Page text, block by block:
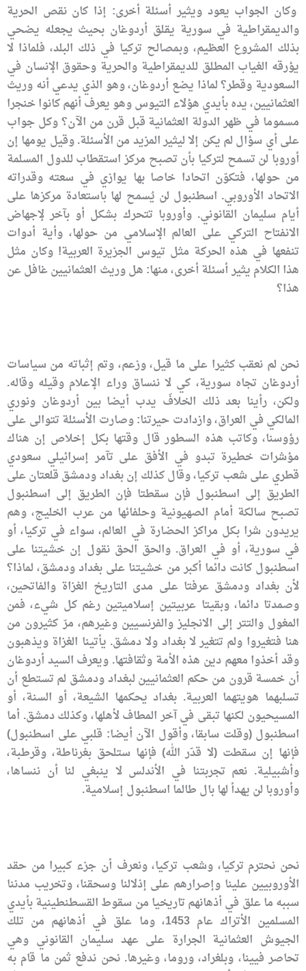
وكان الجواب يعود ويثير أسئلة أخرى: إذا كان نقص الحرية
والديمقراطية في سورية يقلق أردوغان بحيث يجعله يضحي
بذلك المشروع العظيم، وبمصالح تركيا في ذلك البلد، فلماذا لا
يؤرقه الغياب المطلق للديمقراطية والحرية وحقوق الإنسان في
السعودية وقطر؟ لماذا يضع أردوغان، وهو الذي يدعي أنه وريث
العثمانيين، يده بأيدي هؤلاء التيوس وهو يعرف أنهم كانوا خنجرا
مسموما في ظهر الدولة العثمانية قبل قرن من الآن؟ وكل جواب
على أي سؤال لم يكن إلا ليثير المزيد من الأسئلة. وقيل يومها إن
أوروبا لن تسمح لتركيا بأن تصبح مركز استقطاب للدول المسلمة
من حولها، فتكوّن اتحادا خاصا بها يوازي في سعته وقدراته
الاتحاد الأوروبي. اسطنبول لن يُسمح لها باستعادة مركزها على
أيام سليمان القانوني. وأوروبا تتحرك بشكل أو بآخر لإجهاض
الانفتاح التركي على العالم الإسلامي من حولها، وأية أدوات
تنفعها في هذه الحركة مثل تيوس الجزيرة العربية! وكان مثل
هذا الكلام يثير أسئلة أخرى، منها: هل وريث العثمانيين غافل عن
هذا؟
نحن لم نعقب كثيرا على ما قيل، وزعم، وتم إثباته من سياسات
أردوغان تجاه سورية، كي لا ننساق وراء الإعلام وقيله وقاله.
ولكن، رأينا بعد ذلك الخلافَ يدب أيضا بين أردوغان ونوري
المالكي في العراق، وازدادت حيرتنا: وصارت الأسئلة تتوالى على
رؤوسنا، وكاتب هذه السطور قال وقتها بكل إخلاص إن هناك
مؤشرات خطيرة تبدو في الأفق على تآمر إسرائيلي سعودي
قطري على شعب تركيا، وقال كذلك إن بغداد ودمشق قلعتان على
الطريق إلى اسطنبول فإن سقطتا فإن الطريق إلى اسطنبول
تصبح سالكة أمام الصهيونية وحلفائها من عرب الخليج، وهم
يريدون شرا بكل مراكز الحضارة في العالم، سواء في تركيا، أو
في سورية، أو في العراق. والحق الحق نقول إن خشيتنا على
اسطنبول كانت دائما أكبر من خشيتنا على بغداد ودمشق، لماذا؟
لأن بغداد ودمشق عرفتا على مدى التاريخ الغزاة والفاتحين،
وصمدتا دائما، وبقيتا عربيتين إسلاميتين رغم كل شيء، فمن
المغول والتتر إلى الانجليز والفرنسيين وغيرهم، مرّ كثيرون من
هنا فتغيروا ولم تتغير لا بغداد ولا دمشق. يأتينا الغزاة ويذهبون
وقد أخذوا معهم دين هذه الأمة وثقافتها. ويعرف السيد أردوغان
أن خمسة قرون من حكم العثمانيين لبغداد ودمشق لم تستطع أن
تسلبهما هويتهما العربية. بغداد يحكمها الشيعة، أو السنة، أو
المسيحيون لكنها تبقى في آخر المطاف لأهلها، وكذلك دمشق. أما
اسطنبول (وقلت سابقا، وأقول الآن أيضا: قلبي على اسطنبول)
فإنها إن سقطت (لا قدّر الله) فإنها ستلحق بغرناطة، وقرطبة،
وأشبيلية. نعم تجربتنا في الأندلس لا ينبغي لنا أن ننساها،
وأوروبا لن يهدأ لها بال طالما اسطنبول إسلامية.
نحن نحترم تركيا، وشعب تركيا، ونعرف أن جزء كبيرا من حقد
الأوروبيين علينا وإصرارهم على إذلالنا وسحقنا، وتخريب مدننا
سببه ما علق في أذهانهم تاريخيا من سقوط القسطنطينية بأيدي
المسلمين الأتراك عام 1453، وما علق في أذهانهم من تلك
الجيوش العثمانية الجرارة على عهد سليمان القانوني وهي
تحاصر فيينا، وبلغراد، وروما، وغيرها. نحن ندفع ثمن ما قام به